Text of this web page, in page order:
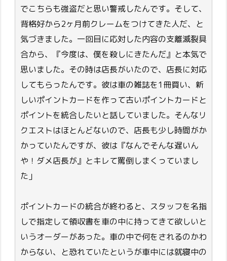
でこちらも強盗だと思い警戒したんです。そして、
背格好から2ヶ月前クレームをつけてきた人だ、と
気づきました。一回目に応対した内容の支離滅裂具
合から、『今度は、僕を殺しにきたんだ』と本気で
思いました。その時は店長がいたので、店長に対応
してもらったんです。彼は車の雑誌を1冊買い、新
しいポイントカードを作って古いポイントカードと
ポイントを統合したいと話していました。そんなリ
クエストはほとんどないので、店長も少し時間がか
かっていたんですが、彼は『なんでそんな遅いん
や！ダメ店長が』とキレて罵倒しまくっていまし
た」
ポイントカードの統合が終わると、スタッフを名指
しで指定して領収書を車の中に持ってきて欲しいと
いうオーダーがあった。車の中で何をされるのかわ
からない、と恐れていたというが車中には就寝中の